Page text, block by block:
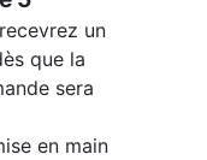
un
que la
sera
en main